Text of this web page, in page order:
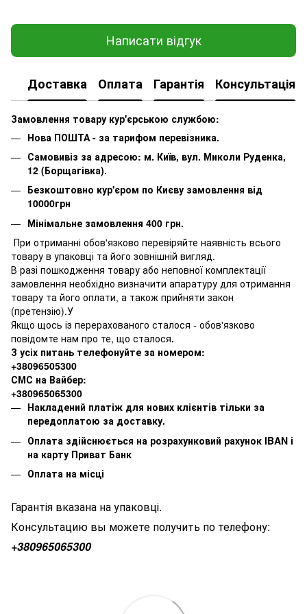
Написати відгук
Доставка Оплата Гарантія Консультація
Замовлення товару кур'єрською службою:
Нова ПОШТА - за тарифом перевізника.
Самовивіз за адресою: м. Київ, вул. Миколи Руденка,
12 (Борщагівка).
Безкоштовно кур'єром по Києву замовлення від
10000грн
Мінімальне замовлення 400 грн.
При отриманні обов'язково перевіряйте наявність всього
товару в упаковці та його зовнішній вигляд.
В разі пошкодження товару або неповної комплектації
замовлення необхідно визначити апаратуру для отримання
товару та його оплати, а також прийняти закон
(претензію).У
Якщо щось із перерахованого сталося - обов'язково
повідомте нам про те, що сталося.
З усіх питань телефонуйте за номером:
+38096505300
СМС на Вайбер:
+380965065300
Накладений платіж для нових клієнтів тільки за
передоплатою за доставку.
Оплата здійснюється на розрахунковий рахунок IBAN і
на карту Приват Банк
Оплата на місці
Гарантія вказана на упаковці.
Консультацию вы можете получить по телефону:
+380965065300